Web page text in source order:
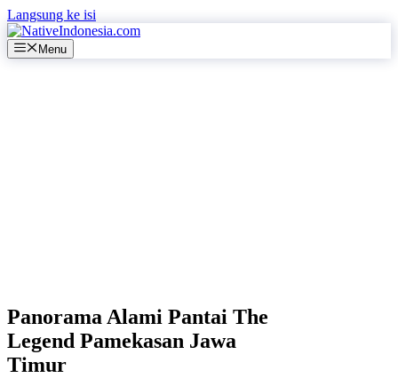
Langsung ke isi
Menu
Panorama Alami Pantai The
Legend Pamekasan Jawa
Timur